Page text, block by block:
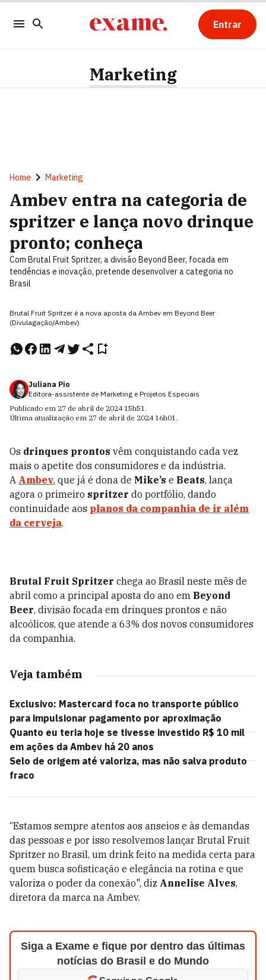
Entrar
Marketing
Home Marketing
Ambev entra na categoria de
spritzer e lança novo drinque
pronto; conheça
Com Brutal Fruit Spritzer, a divisão Beyond Beer, focada em
tendências e inovação, pretende desenvolver a categoria no
Brasil
Brutal Fruit Spritzer é a nova aposta da Ambev em Beyond Beer
(Divulagação/Ambev)
Juliana Pio
Editora-assistente de Marketing e Projetos Especiais
Publicado em 27 de abril de 2024 15h51.
Última atualização em 27 de abril de 2024 16h01.
Os drinques prontos vêm conquistando cada vez
mais o apetite dos consumidores e da indústria.
A Ambev, que já é dona de Mike’s e Beats, lança
agora o primeiro spritzer do portfólio, dando
continuidade aos planos da companhia de ir além
da cerveja.
Brutal Fruit Spritzer chega ao Brasil neste mês de
abril como a principal aposta do ano em Beyond
Beer, divisão focada em drinques prontos e não
alcoólicos, que atende a 63% dos novos consumidores
da companhia.
Veja também
Exclusivo: Mastercard foca no transporte público
para impulsionar pagamento por aproximação
Quanto eu teria hoje se tivesse investido R$ 10 mil
em ações da Ambev há 20 anos
Selo de origem até valoriza, mas não salva produto
fraco
“Estamos sempre atentos aos anseios e às demandas
das pessoas e por isso resolvemos lançar Brutal Fruit
Spritzer no Brasil, um drink feito na medida certa para
quem busca sofisticação e elegância na rotina e que
valoriza o poder da conexão", diz Annelise Alves,
diretora da marca na Ambev.
Siga a Exame e fique por dentro das últimas
notícias do Brasil e do Mundo